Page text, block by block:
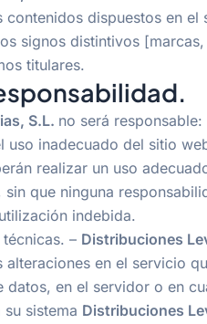
dispuestos en el
signos distintivos
titulares.
S.L. no será responsable:
uso inadecuado del sitio
realizar un uso
que ninguna
indebida.
– Distribuciones
alteraciones en el servicio
en el servidor o en
sistema Distribuciones